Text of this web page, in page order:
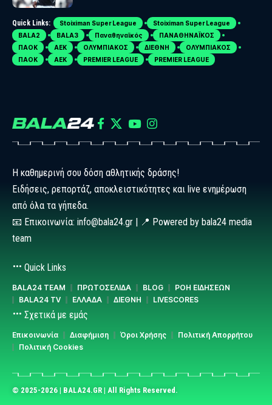
Quick Links: Stoiximan Super League
Stoiximan Super League
BALA2
BALA3 Παναθηναϊκός
ΠΑΝΑΘΗΝΑΪΚΟΣ
ΠΑΟΚ
ΑΕΚ ΟΛΥΜΠΙΑΚΟΣ ΔΙΕΘΝΗ
ΟΛΥΜΠΙΑΚΟΣ
ΠΑΟΚ
ΑΕΚ PREMIER LEAGUE PREMIER LEAGUE
Η καθημερινή σου δόση αθλητικής δράσης!
Ειδήσεις, ρεπορτάζ, αποκλειστικότητες και live ενημέρωση
από όλα τα γήπεδα.
📧 Επικοινωνία: info@bala24.gr | 📍 Powered by bala24 media
team
Quick Links
BALA24 TEAM ΠΡΩΤΟΣΕΛΙΔΑ BLOG
ΡΟΗ ΕΙΔΗΣΕΩΝ
BALA24 TV
ΕΛΛΑΔΑ ΔΙΕΘΝΗ LIVESCORES
Σχετικά με εμάς
Επικοινωνία Διαφήμιση Όροι Χρήσης
Πολιτική Απορρήτου
Πολιτική Cookies
© 2025-2026 | BALA24.GR | All Rights Reserved.